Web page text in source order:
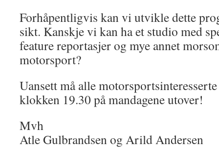
Forhåpentligvis kan vi utvikle dette
sikt. Kanskje vi kan ha et studio med
feature reportasjer og mye annet
motorsport?
Uansett må alle
klokken 19.30 på mandagene utover!
Mvh
Atle Gulbrandsen og Arild Andersen